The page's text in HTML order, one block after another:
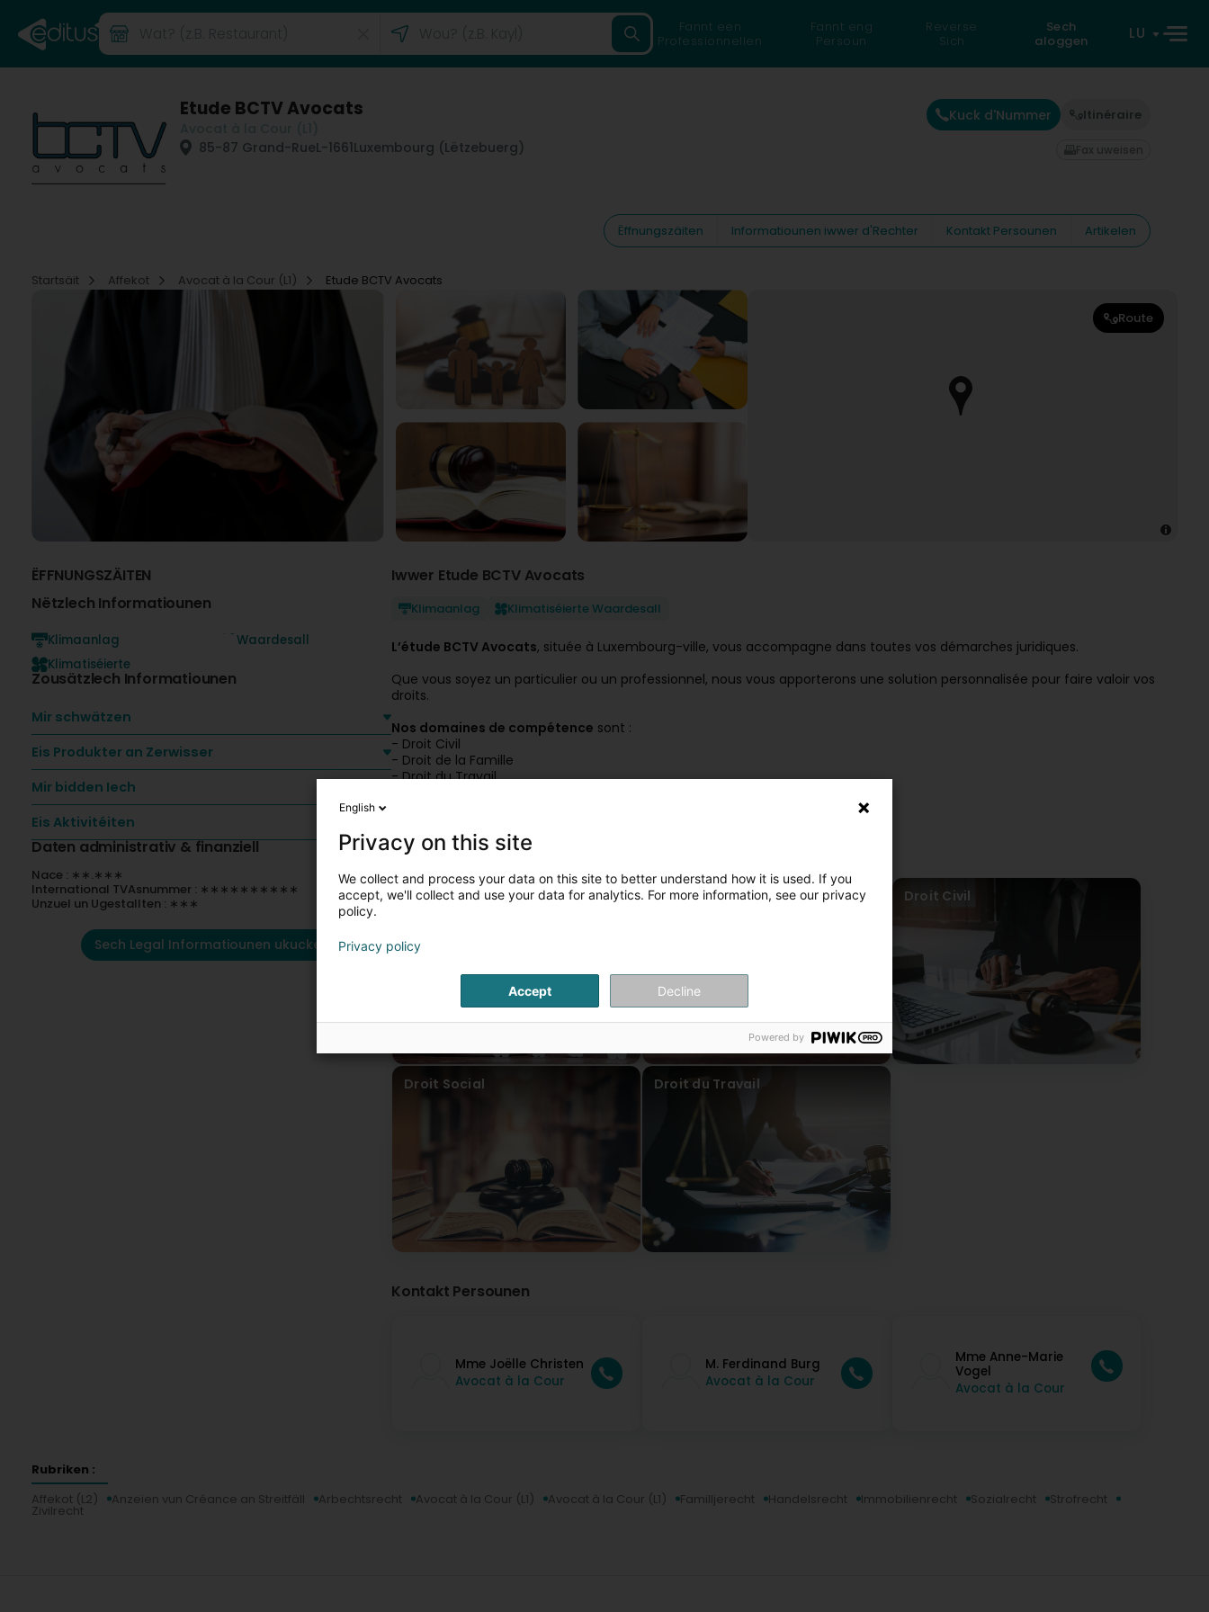
Fannt een
Professionnellen
Fannt eng
Persoun
Reverse
Sich
Sech
aloggen
LU
Etude BCTV Avocats
85-87 Grand-RueL-1661Luxembourg (Lëtzebuerg)
Kuck d'Nummer Itinéraire
Fax uweisen
Ëffnungszäiten Informatiounen iwwer d'Rechter Kontakt Persounen Artikelen
Startsäit Affekot Avocat à la Cour (L1) Etude BCTV Avocats
Route
ËFFNUNGSZÄITEN
Nëtzlech Informatiounen
Klimaanlag
Klimatiséierte
Waardesall
Zousätzlech Informatiounen
Mir schwätzen
Eis Produkter an Zerwisser
Mir bidden Iech
Eis Aktivitéiten
Daten administrativ & finanziell
Nace : ∗∗.∗∗∗
International TVAsnummer : ∗∗∗∗∗∗∗∗∗∗
Unzuel un Ugestallten : ∗∗∗
Sech Legal Informatiounen ukucken
Iwwer Etude BCTV Avocats
Klimaanlag Klimatiséierte Waardesall
L’étude BCTV Avocats, située à Luxembourg-ville, vous accompagne dans toutes vos démarches juridiques.
Que vous soyez un particulier ou un professionnel, nous vous apporterons une solution personnalisée pour faire valoir vos
droits.
Nos domaines de compétence sont :
- Droit Civil
- Droit de la Famille
- Droit du Travail
Pour plus d'informations, contactez-nous par téléphone.
Eis Artikelen
Droit de la famille Droit pénal Droit Civil
Droit Social Droit du Travail
Kontakt Persounen
Mme Joëlle Christen
Avocat à la Cour
M. Ferdinand Burg
Avocat à la Cour
Mme Anne-Marie
Vogel
Avocat à la Cour
Rubriken :
Affekot (L2)
Anzeien vun Créance an Streitfäll Arbechtsrecht Avocat à la Cour (L1) Avocat à la Cour (L1) Familljerecht Handelsrecht Immobilienrecht Sozialrecht Strofrecht
Zivilrecht
English
Privacy on this site
We collect and process your data on this site to better understand how it is used. If you
accept, we'll collect and use your data for analytics. For more information, see our privacy
policy.
Privacy policy
Accept Decline
Powered by